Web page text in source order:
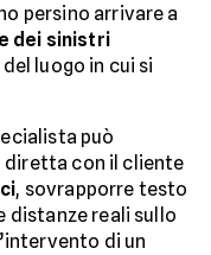
persino arrivare a
dei sinistri
del luogo in cui si
può
diretta con il cliente
, sovrapporre testo
distanze reali sullo
di un